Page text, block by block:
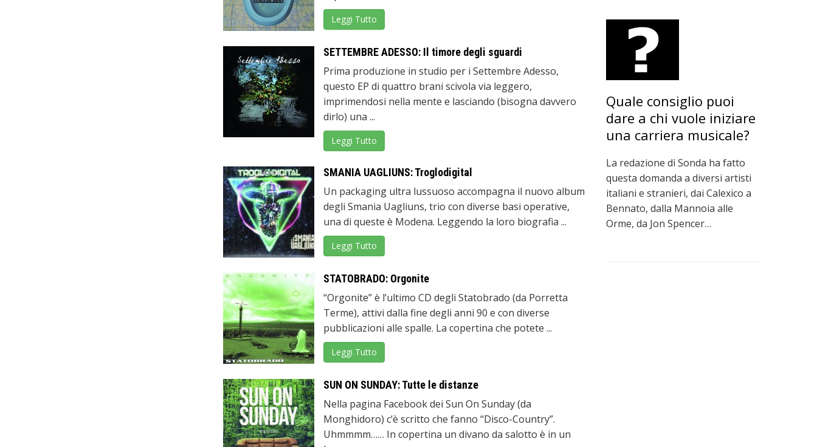
Leggi Tutto
SETTEMBRE ADESSO: Il timore degli sguardi
Prima produzione in studio per i Settembre Adesso,
questo EP di quattro brani scivola via leggero,
imprimendosi nella mente e lasciando (bisogna davvero
dirlo) una ...
Leggi Tutto
SMANIA UAGLIUNS: Troglodigital
Un packaging ultra lussuoso accompagna il nuovo album
degli Smania Uagliuns, trio con diverse basi operative,
una di queste è Modena. Leggendo la loro biografia ...
Leggi Tutto
STATOBRADO: Orgonite
“Orgonite” è l’ultimo CD degli Statobrado (da Porretta
Terme), attivi dalla fine degli anni 90 e con diverse
pubblicazioni alle spalle. La copertina che potete ...
Leggi Tutto
SUN ON SUNDAY: Tutte le distanze
Nella pagina Facebook dei Sun On Sunday (da
Monghidoro) c’è scritto che fanno “Disco-Country”.
Uhmmmm…… In copertina un divano da salotto è in un
Quale consiglio puoi
dare a chi vuole iniziare
una carriera musicale?
La redazione di Sonda ha fatto
questa domanda a diversi artisti
italiani e stranieri, dai Calexico a
Bennato, dalla Mannoia alle
Orme, da Jon Spencer…